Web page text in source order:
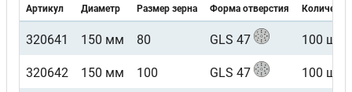
Артикул Диаметр Размер зерна Форма отверстия
320641 150 мм 80 GLS 47 100 шт
320642 150 мм 100 GLS 47 100 шт